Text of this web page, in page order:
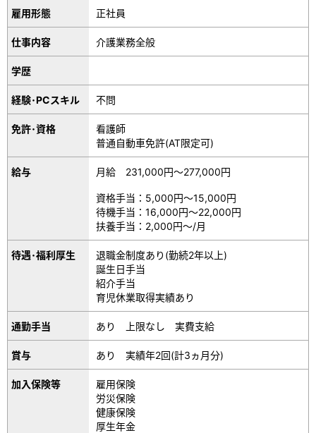
雇用形態 正社員
仕事内容 介護業務全般
学歴
経験･PCスキル 不問
免許･資格
看護師
普通自動車免許(AT限定可)
給与 月給 231,000円～277,000円
資格手当：5,000円～15,000円
待機手当：16,000円～22,000円
扶養手当：2,000円～/月
待遇･福利厚生
退職金制度あり(勤続2年以上)
誕生日手当
紹介手当
育児休業取得実績あり
通勤手当 あり 上限なし 実費支給
賞与 あり 実績年2回(計3ヵ月分)
加入保険等
雇用保険
労災保険
健康保険
厚生年金